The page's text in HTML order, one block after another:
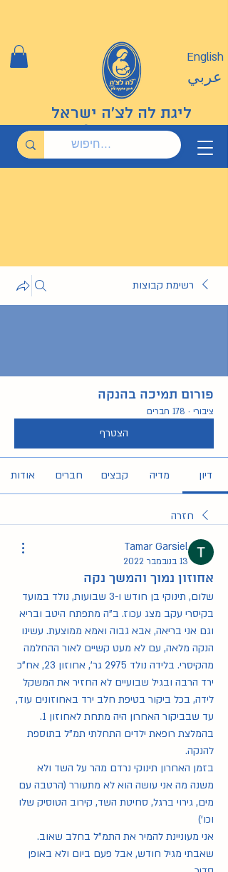
ליגת לה לצ'ה ישראל
English
عربي
רשימת קבוצות
פורום תמיכה בהנקה
ציבורי · 178 חברים
הצטרף
דיון מדיה קבצים חברים אודות
חזרה
Tamar Garsiel
13 בנובמבר 2022
אחוזון נמוך והמשך נקה
להנקה.
וכו')
אני מעוניינת להמיר את התמ"ל בחלב שאוב.